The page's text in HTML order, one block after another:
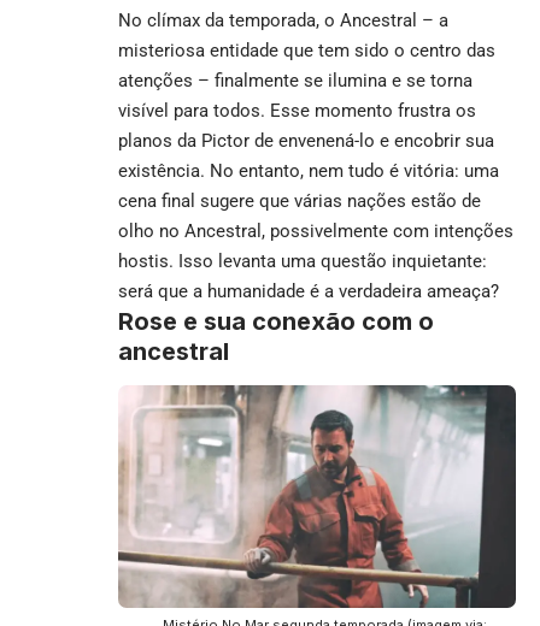
No clímax da temporada, o Ancestral – a
misteriosa entidade que tem sido o centro das
atenções – finalmente se ilumina e se torna
visível para todos. Esse momento frustra os
planos da Pictor de envenená-lo e encobrir sua
existência. No entanto, nem tudo é vitória: uma
cena final sugere que várias nações estão de
olho no Ancestral, possivelmente com intenções
hostis. Isso levanta uma questão inquietante:
será que a humanidade é a verdadeira ameaça?
Rose e sua conexão com o
ancestral